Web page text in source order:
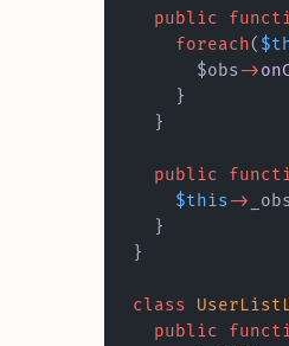
  public
    foreach
(
      $obs
->
    }
  }
  public
    $this
->
  }
}
class
  public